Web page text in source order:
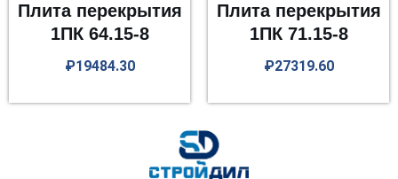
Плита перекрытия
1ПК 64.15-8
₽19484.30
Плита перекрытия
1ПК 71.15-8
₽27319.60